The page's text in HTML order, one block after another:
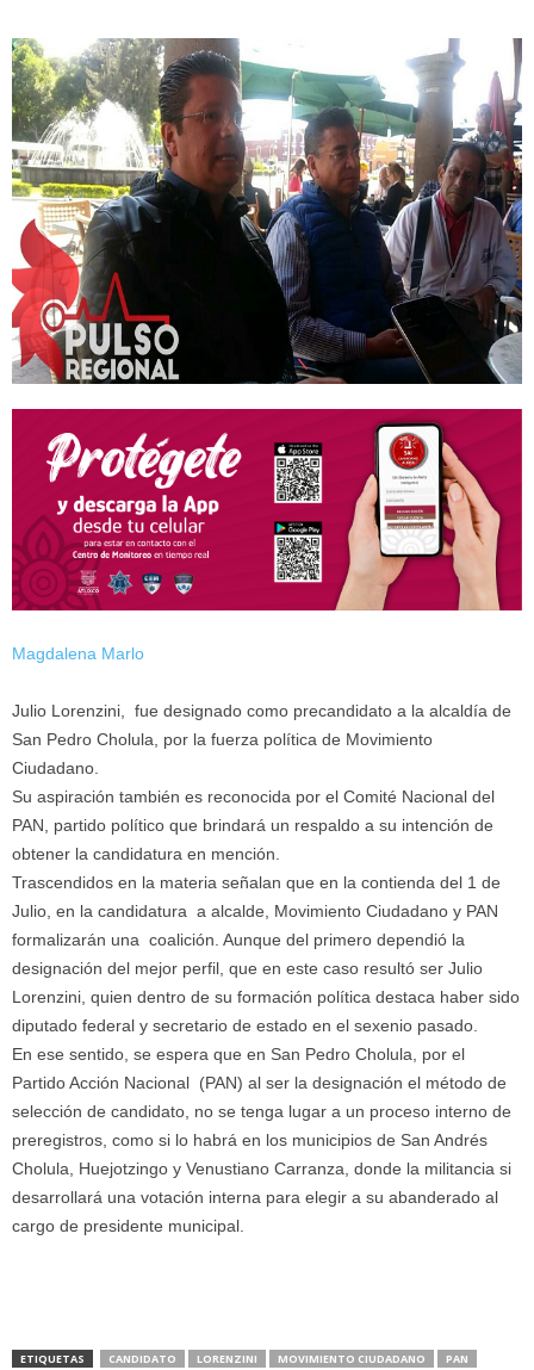
Magdalena Marlo
Julio Lorenzini, fue designado como precandidato a la alcaldía de
San Pedro Cholula, por la fuerza política de Movimiento
Ciudadano.
Su aspiración también es reconocida por el Comité Nacional del
PAN, partido político que brindará un respaldo a su intención de
obtener la candidatura en mención.
Trascendidos en la materia señalan que en la contienda del 1 de
Julio, en la candidatura a alcalde, Movimiento Ciudadano y PAN
formalizarán una coalición. Aunque del primero dependió la
designación del mejor perfil, que en este caso resultó ser Julio
Lorenzini, quien dentro de su formación política destaca haber sido
diputado federal y secretario de estado en el sexenio pasado.
En ese sentido, se espera que en San Pedro Cholula, por el
Partido Acción Nacional (PAN) al ser la designación el método de
selección de candidato, no se tenga lugar a un proceso interno de
preregistros, como si lo habrá en los municipios de San Andrés
Cholula, Huejotzingo y Venustiano Carranza, donde la militancia si
desarrollará una votación interna para elegir a su abanderado al
cargo de presidente municipal.
ETIQUETAS CANDIDATO LORENZINI MOVIMIENTO CIUDADANO
PAN